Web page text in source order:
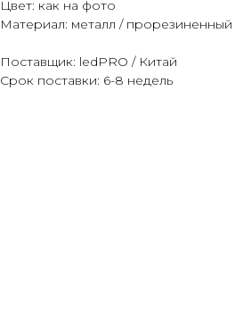
Цвет: как на фото
Материал: металл /
Поставщик: ledPRO / Китай
Срок поставки: 6-8 недель